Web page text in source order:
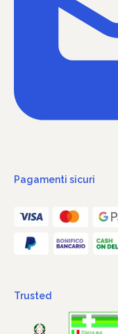
Pagamenti sicuri
Trusted